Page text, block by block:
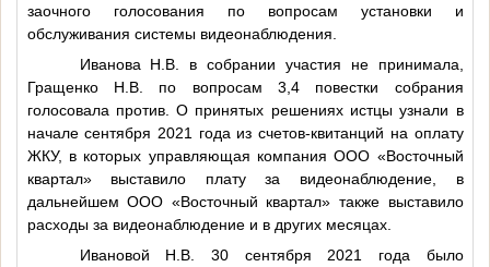
заочного голосования по вопросам установки и
обслуживания системы видеонаблюдения.
Иванова Н.В. в собрании участия не принимала,
Гращенко Н.В. по вопросам 3,4 повестки собрания
голосовала против. О принятых решениях истцы узнали в
начале сентября 2021 года из счетов-квитанций на оплату
ЖКУ, в которых управляющая компания ООО «Восточный
квартал» выставило плату за видеонаблюдение, в
дальнейшем ООО «Восточный квартал» также выставило
расходы за видеонаблюдение и в других месяцах.
Ивановой Н.В. 30 сентября 2021 года было